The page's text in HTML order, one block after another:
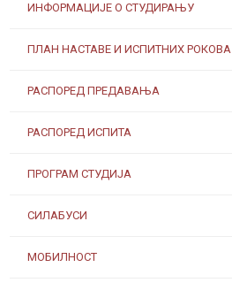
ИНФОРМАЦИЈЕ О СТУДИРАЊУ
ПЛАН НАСТАВЕ И ИСПИТНИХ РОКОВА
РАСПОРЕД ПРЕДАВАЊА
РАСПОРЕД ИСПИТА
ПРОГРАМ СТУДИЈА
СИЛАБУСИ
МОБИЛНОСТ